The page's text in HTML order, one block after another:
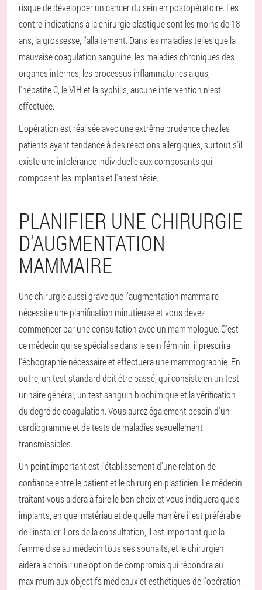
risque de développer un cancer du sein en postopératoire. Les
contre-indications à la chirurgie plastique sont les moins de 18
ans, la grossesse, l'allaitement. Dans les maladies telles que la
mauvaise coagulation sanguine, les maladies chroniques des
organes internes, les processus inflammatoires aigus,
l'hépatite C, le VIH et la syphilis, aucune intervention n'est
effectuée.
L'opération est réalisée avec une extrême prudence chez les
patients ayant tendance à des réactions allergiques, surtout s'il
existe une intolérance individuelle aux composants qui
composent les implants et l'anesthésie.
PLANIFIER UNE CHIRURGIE
D'AUGMENTATION
MAMMAIRE
Une chirurgie aussi grave que l'augmentation mammaire
nécessite une planification minutieuse et vous devez
commencer par une consultation avec un mammologue. C'est
ce médecin qui se spécialise dans le sein féminin, il prescrira
l'échographie nécessaire et effectuera une mammographie. En
outre, un test standard doit être passé, qui consiste en un test
urinaire général, un test sanguin biochimique et la vérification
du degré de coagulation. Vous aurez également besoin d'un
cardiogramme et de tests de maladies sexuellement
transmissibles.
Un point important est l'établissement d'une relation de
confiance entre le patient et le chirurgien plasticien. Le médecin
traitant vous aidera à faire le bon choix et vous indiquera quels
implants, en quel matériau et de quelle manière il est préférable
de l'installer. Lors de la consultation, il est important que la
femme dise au médecin tous ses souhaits, et le chirurgien
aidera à choisir une option de compromis qui répondra au
maximum aux objectifs médicaux et esthétiques de l'opération.